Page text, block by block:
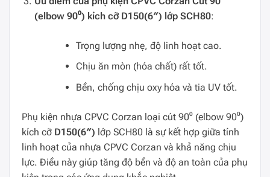
(elbow 90⁰) kích cỡ D150(6″) lớp SCH80:
Trọng lượng nhẹ, độ linh hoạt cao.
Chịu ăn mòn (hóa chất) rất tốt.
Bền, chống chịu oxy hóa và tia UV tốt.
Phụ kiện nhựa CPVC Corzan loại cút 90⁰ (elbow 90⁰)
kích cỡ D150(6″) lớp SCH80 là sự kết hợp giữa tính
linh hoạt của nhựa CPVC Corzan và khả năng chịu
lực. Điều này giúp tăng độ bền và độ an toàn của phụ